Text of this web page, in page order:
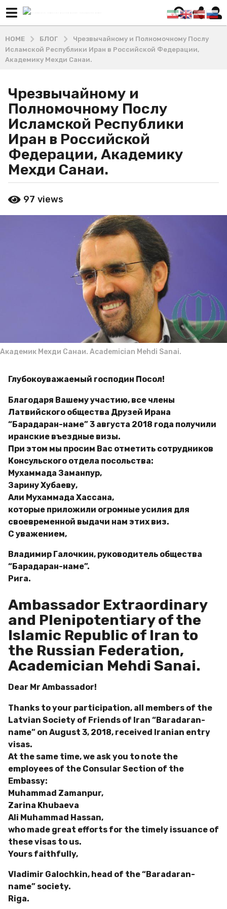
HOME БЛОГ
Чрезвычайному и Полномочному Послу
Исламской Республики Иран в Российской Федерации,
Академику Мехди Санаи.
8
л
е
т
a
g
o
4
о
д
Чрезвычайному и
Полномочному Послу
Исламской Республики
Иран в Российской
Федерации, Академику
Мехди Санаи.
y
М
р
97 views
Академик Мехди Санаи. Academician Mehdi Sanai.
Глубокоуважаемый господин Посол!
Благодаря Вашему участию, все члены
Латвийского общества Друзей Ирана
“Барадаран-наме” 3 августа 2018 года получили
иранские въездные визы.
При этом мы просим Вас отметить сотрудников
Консульского отдела посольства:
Мухаммада Заманпур,
Зарину Хубаеву,
Али Мухаммада Хассана,
которые приложили огромные усилия для
своевременной выдачи нам этих виз.
С уважением,
Владимир Галочкин, руководитель общества
“Барадаран-наме”.
Рига.
Ambassador Extraordinary
and Plenipotentiary of the
Islamic Republic of Iran to
the Russian Federation,
Academician Mehdi Sanai.
Dear Mr Ambassador!
Thanks to your participation, all members of the
Latvian Society of Friends of Iran “Baradaran-
name” on August 3, 2018, received Iranian entry
visas.
At the same time, we ask you to note the
employees of the Consular Section of the
Embassy:
Muhammad Zamanpur,
Zarina Khubaeva
Ali Muhammad Hassan,
who made great efforts for the timely issuance of
these visas to us.
Yours faithfully,
Vladimir Galochkin, head of the “Baradaran-
name” society.
Riga.